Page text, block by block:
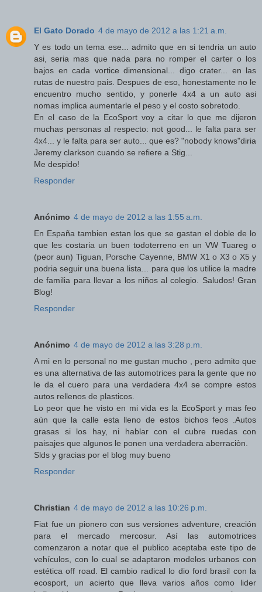
El Gato Dorado 4 de mayo de 2012 a las 1:21 a.m.
Y es todo un tema ese... admito que en si tendria un auto
asi, seria mas que nada para no romper el carter o los
bajos en cada vortice dimensional... digo crater... en las
rutas de nuestro pais. Despues de eso, honestamente no le
encuentro mucho sentido, y ponerle 4x4 a un auto asi
nomas implica aumentarle el peso y el costo sobretodo.
En el caso de la EcoSport voy a citar lo que me dijeron
muchas personas al respecto: not good... le falta para ser
4x4... y le falta para ser auto... que es? "nobody knows"diria
Jeremy clarkson cuando se refiere a Stig...
Me despido!
Responder
Anónimo 4 de mayo de 2012 a las 1:55 a.m.
En España tambien estan los que se gastan el doble de lo
que les costaria un buen todoterreno en un VW Tuareg o
(peor aun) Tiguan, Porsche Cayenne, BMW X1 o X3 o X5 y
podria seguir una buena lista... para que los utilice la madre
de familia para llevar a los niños al colegio. Saludos! Gran
Blog!
Responder
Anónimo 4 de mayo de 2012 a las 3:28 p.m.
A mi en lo personal no me gustan mucho , pero admito que
es una alternativa de las automotrices para la gente que no
le da el cuero para una verdadera 4x4 se compre estos
autos rellenos de plasticos.
Lo peor que he visto en mi vida es la EcoSport y mas feo
aùn que la calle esta lleno de estos bichos feos .Autos
grasas si los hay, ni hablar con el cubre ruedas con
paisajes que algunos le ponen una verdadera aberraciòn.
Slds y gracias por el blog muy bueno
Responder
Christian 4 de mayo de 2012 a las 10:26 p.m.
Fiat fue un pionero con sus versiones adventure, creación
para el mercado mercosur. Así las automotrices
comenzaron a notar que el publico aceptaba este tipo de
vehículos, con lo cual se adaptaron modelos urbanos con
estética off road. El cambio radical lo dio ford brasil con la
ecosport, un acierto que lleva varios años como lider